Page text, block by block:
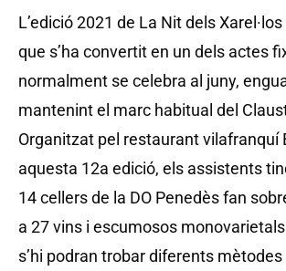
L’edició 2021 de La Nit dels
que s’ha convertit en un dels actes
normalment se celebra al juny,
mantenint el marc habitual del
Organitzat pel restaurant vilafranquí
aquesta 12a edició, els assistents
14 cellers de la DO Penedès fan
a 27 vins i escumosos
s’hi podran trobar diferents